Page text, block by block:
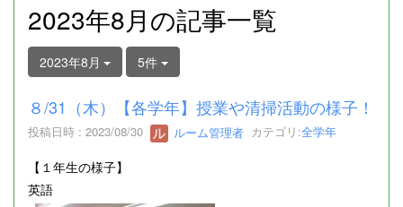
2023年8月の記事一覧
2023年8月 5件
８/31（木）【各学年】授業や清掃活動の様子！
投稿日時 : 2023/08/30 ルーム管理者 カテゴリ:全学年
【１年生の様子】
英語